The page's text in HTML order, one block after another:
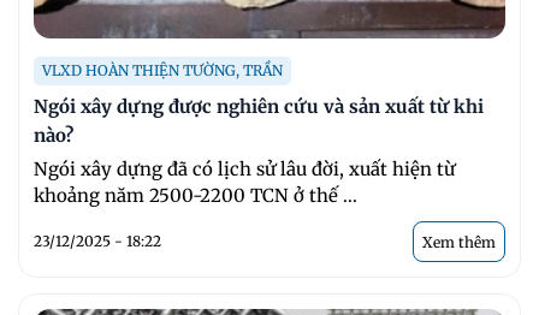
VLXD HOÀN THIỆN TƯỜNG, TRẦN
Ngói xây dựng được nghiên cứu và sản xuất từ khi
nào?
Ngói xây dựng đã có lịch sử lâu đời, xuất hiện từ
khoảng năm 2500-2200 TCN ở thế ...
23/12/2025 - 18:22 Xem thêm